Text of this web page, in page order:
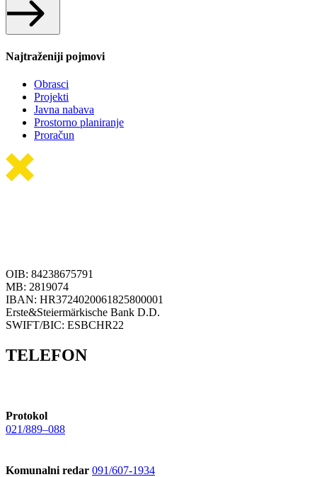
Najtraženiji pojmovi
Obrasci
Projekti
Javna nabava
Prostorno planiranje
Proračun
OIB: 84238675791
MB: 2819074
IBAN: HR3724020061825800001
Erste&Steiermärkische Bank D.D.
SWIFT/BIC: ESBCHR22
TELEFON
Protokol
021/889–088
Komunalni redar 091/607-1934